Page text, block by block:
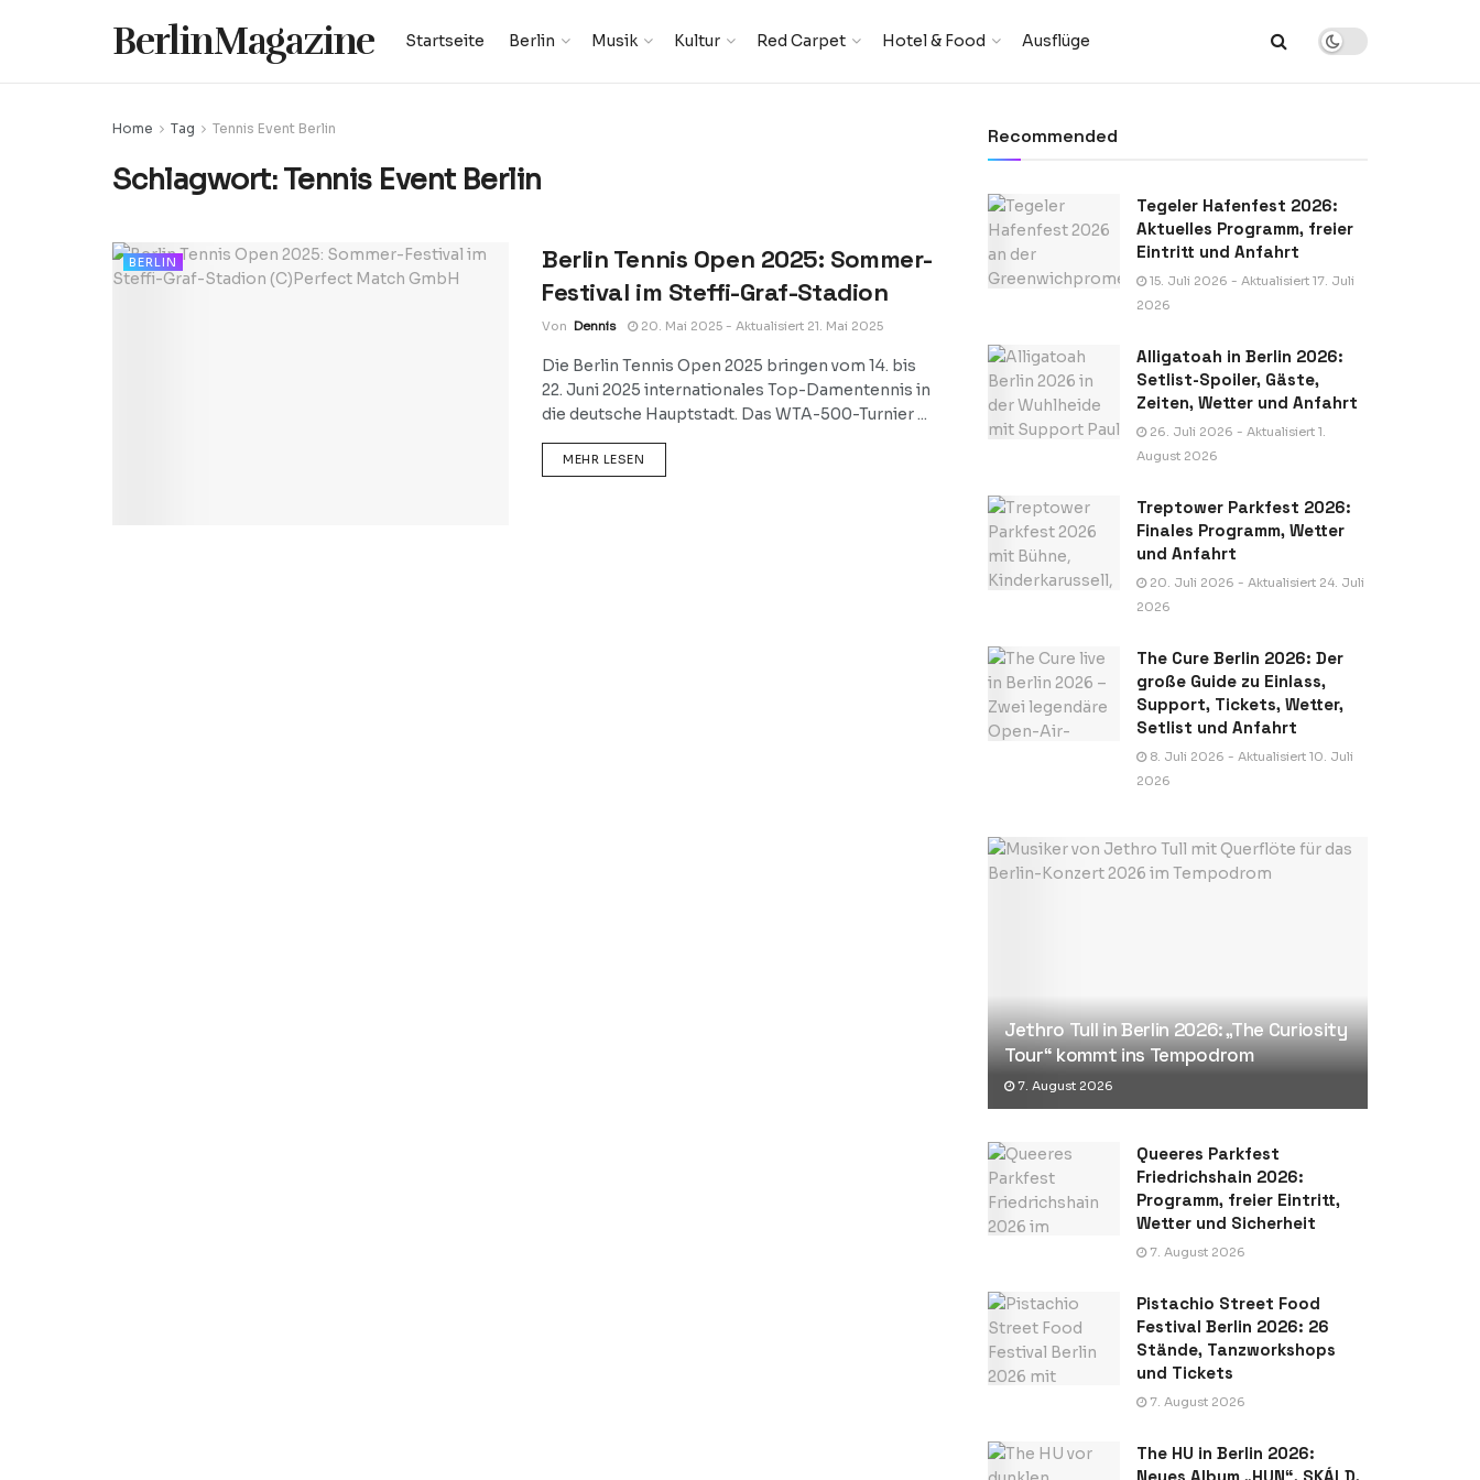
BerlinMagazine Startseite Berlin Musik Kultur Red Carpet Hotel & Food Ausflüge
Home Tag Tennis Event Berlin
Schlagwort:Tennis Event Berlin
BERLIN
Berlin Tennis Open 2025: Sommer-
Festival im Steffi-Graf-Stadion
Von Dennis 20. Mai 2025 - Aktualisiert 21. Mai 2025
Die Berlin Tennis Open 2025 bringen vom 14. bis
22. Juni 2025 internationales Top-Damentennis in
die deutsche Hauptstadt. Das WTA-500-Turnier ...
MEHR LESEN
Recommended
Tegeler Hafenfest 2026:
Aktuelles Programm, freier
Eintritt und Anfahrt
15. Juli 2026 - Aktualisiert 17. Juli
2026
Alligatoah in Berlin 2026:
Setlist-Spoiler, Gäste,
Zeiten, Wetter und Anfahrt
26. Juli 2026 - Aktualisiert 1.
August 2026
Treptower Parkfest 2026:
Finales Programm, Wetter
und Anfahrt
20. Juli 2026 - Aktualisiert 24. Juli
2026
The Cure Berlin 2026: Der
große Guide zu Einlass,
Support, Tickets, Wetter,
Setlist und Anfahrt
8. Juli 2026 - Aktualisiert 10. Juli
2026
Jethro Tull in Berlin 2026: „The Curiosity
Tour“ kommt ins Tempodrom
7. August 2026
Queeres Parkfest
Friedrichshain 2026:
Programm, freier Eintritt,
Wetter und Sicherheit
7. August 2026
Pistachio Street Food
Festival Berlin 2026: 26
Stände, Tanzworkshops
und Tickets
7. August 2026
The HU in Berlin 2026:
Neues Album „HUN“, SKÁLD,